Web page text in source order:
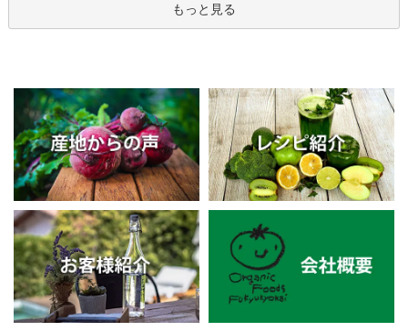
もっと見る